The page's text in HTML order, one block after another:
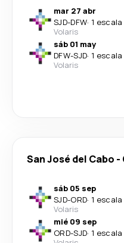
mar 27 abr
SJD-DFW· 1 escala
Volaris
sáb 01 may
DFW-SJD· 1 escala
Volaris
San José del Cabo -
sáb 05 sep
SJD-ORD· 1 escala
Volaris
mié 09 sep
ORD-SJD· 1 escala